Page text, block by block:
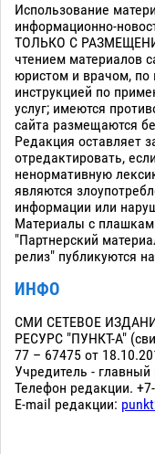
Использование
информационно-
ТОЛЬКО С
чтением материалов
юристом и врачом, по
инструкцией по
услуг; имеются
сайта размещаются
Редакция оставляет
отредактировать,
ненормативную
являются
информации или
Материалы с
"Партнерский
релиз" публикуются
ИНФО
СМИ СЕТЕВОЕ
РЕСУРС "ПУНКТ-А"
77 – 67475 от
Учредитель -
Телефон редакции.
E-mail редакции: